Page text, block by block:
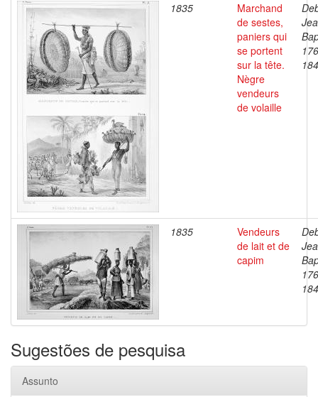
1835
Marchand
de sestes,
paniers qui
se portent
sur la tête.
Nègre
vendeurs
de volaille
1835
Vendeurs
de lait et de
capim
Sugestões de pesquisa
Assunto